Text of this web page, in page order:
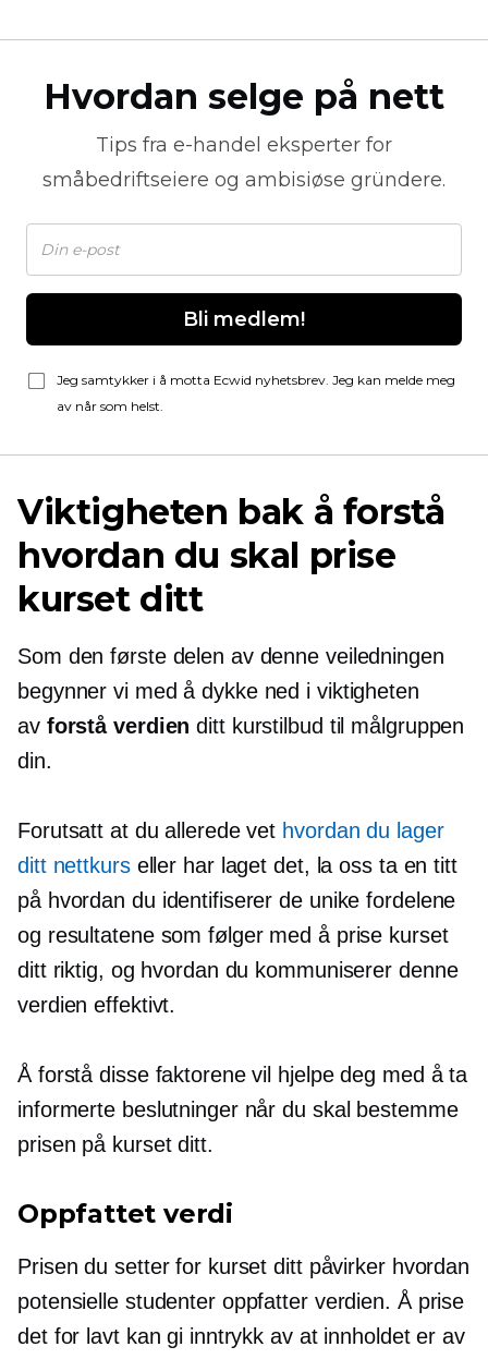
Hvordan selge på nett
Tips fra e-handel eksperter for
småbedriftseiere og ambisiøse gründere.
Bli medlem!
Jeg samtykker i å motta Ecwid nyhetsbrev. Jeg kan melde meg
av når som helst.
Viktigheten bak å forstå
hvordan du skal prise
kurset ditt
Som den første delen av denne veiledningen
begynner vi med å dykke ned i viktigheten
av forstå verdien ditt kurstilbud til målgruppen
din.
Forutsatt at du allerede vet hvordan du lager
ditt nettkurseller har laget det, la oss ta en titt
på hvordan du identifiserer de unike fordelene
og resultatene som følger med å prise kurset
ditt riktig, og hvordan du kommuniserer denne
verdien effektivt.
Å forstå disse faktorene vil hjelpe deg med å ta
informerte beslutninger når du skal bestemme
prisen på kurset ditt.
Oppfattet verdi
Prisen du setter for kurset ditt påvirker hvordan
potensielle studenter oppfatter verdien. Å prise
det for lavt kan gi inntrykk av at innholdet er av